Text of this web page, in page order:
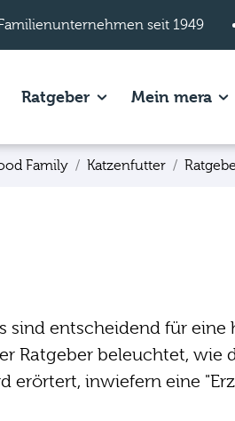
seit 1949
page.
subpages of Katzenfutter
RatgeberShow subpages of
Mein mera
Family Katzenfutter
sind entscheidend für
Ratgeber beleuchtet,
erörtert, inwiefern eine